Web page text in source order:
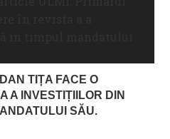
TIȚA FACE O
A INVESTIȚIILOR DIN
SĂU.